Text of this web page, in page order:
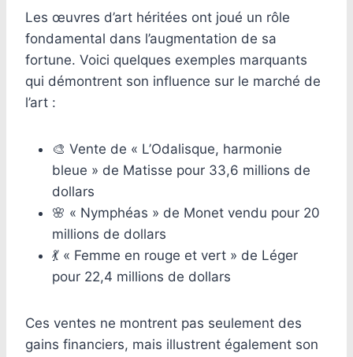
Les œuvres d’art héritées ont joué un rôle
fondamental dans l’augmentation de sa
fortune. Voici quelques exemples marquants
qui démontrent son influence sur le marché de
l’art :
🎨 Vente de « L’Odalisque, harmonie
bleue » de Matisse pour 33,6 millions de
dollars
🌸 « Nymphéas » de Monet vendu pour 20
millions de dollars
💃 « Femme en rouge et vert » de Léger
pour 22,4 millions de dollars
Ces ventes ne montrent pas seulement des
gains financiers, mais illustrent également son